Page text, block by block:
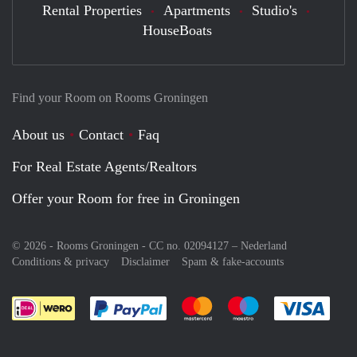
Find your Room on Rooms Groningen
About us Contact
Faq
For Real Estate Agents/Realtors
Offer your Room for free in Groningen
© 2026 - Rooms Groningen - CC no. 02094127 – Nederland
Conditions & privacy
Disclaimer Spam & fake-accounts
Pay easily with :payment method
Pay easily with :payment
Pay easily with
Rental Properties Apartments
Studio's
HouseBoats